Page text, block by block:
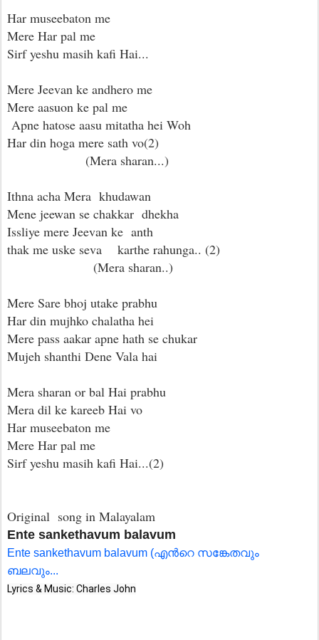
Har museebaton me
Mere Har pal me
Sirf yeshu masih kafi Hai...
Mere Jeevan ke andhero me
Mere aasuon ke pal me
Apne hatose aasu mitatha hei Woh
Har din hoga mere sath vo(2)
(Mera sharan...)
Ithna acha Mera khudawan
Mene jeewan se chakkar dhekha
Issliye mere Jeevan ke anth
thak me uske seva karthe rahunga.. (2)
(Mera sharan..)
Mere Sare bhoj utake prabhu
Har din mujhko chalatha hei
Mere pass aakar apne hath se chukar
Mujeh shanthi Dene Vala hai
Mera sharan or bal Hai prabhu
Mera dil ke kareeb Hai vo
Har museebaton me
Mere Har pal me
Sirf yeshu masih kafi Hai...(2)
Original song in Malayalam
En‍te sankethavum balavum
En‍te sankethavum balavum (എന്‍റെ സങ്കേതവും
ബലവും...
Lyrics & Music: Charles John